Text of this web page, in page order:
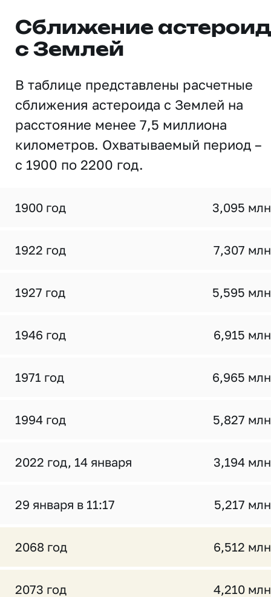
Сближение
с Землей
В таблице представлены расчетные
сближения астероида с Землей на
расстояние менее 7,5 миллиона
километров. Охватываемый период –
с 1900 по 2200 год.
1900 год 3,095
1922 год 7,307
1927 год 5,595
1946 год 6,915
1971 год 6,965
1994 год 5,827
2022 год, 14 января 3,194
29 января в 11:17 5,217
2068 год 6,512
2073 год 4,210